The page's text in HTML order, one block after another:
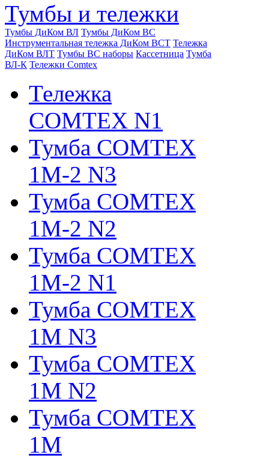
Тумбы и тележки
Тумбы ДиКом ВЛ Тумбы ДиКом ВС
Инструментальная тележка ДиКом ВСТ Тележка
ДиКом ВЛТ Тумбы ВС наборы Кассетница Тумба
ВЛ-К Тележки Comtex
Тележка
COMTEX N1
Тумба COMTEX
1М-2 N3
Тумба COMTEX
1М-2 N2
Тумба COMTEX
1М-2 N1
Тумба COMTEX
1М N3
Тумба COMTEX
1М N2
Тумба COMTEX
1М